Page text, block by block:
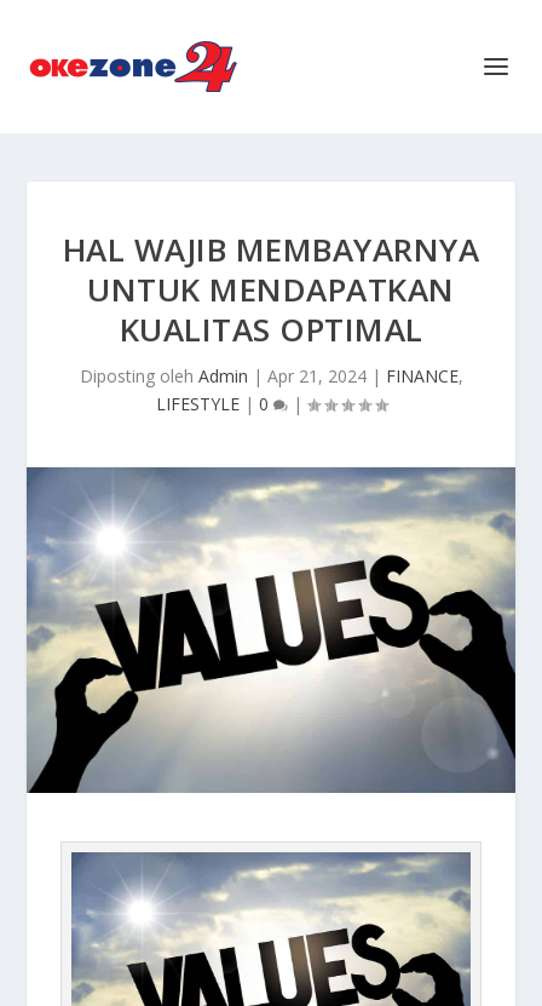
HAL WAJIB MEMBAYARNYA
UNTUK MENDAPATKAN
KUALITAS OPTIMAL
Diposting oleh Admin | Apr 21, 2024| FINANCE,
LIFESTYLE| 0 |